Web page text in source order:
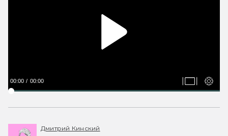
00:00 00:00
Дмитрий Кинский